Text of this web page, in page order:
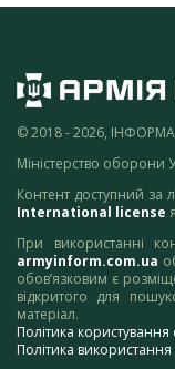
© 2018 - 2026,
Міністерство оборони
Контент доступний за
International license
При використанні
armyinform.com.ua
обов’язковим є
відкритого для
матеріал.
Політика
Політика